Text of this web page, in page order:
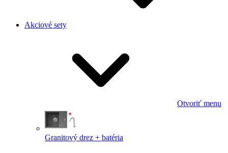
Akciové sety
Otvoriť menu
Granitový drez + batéria